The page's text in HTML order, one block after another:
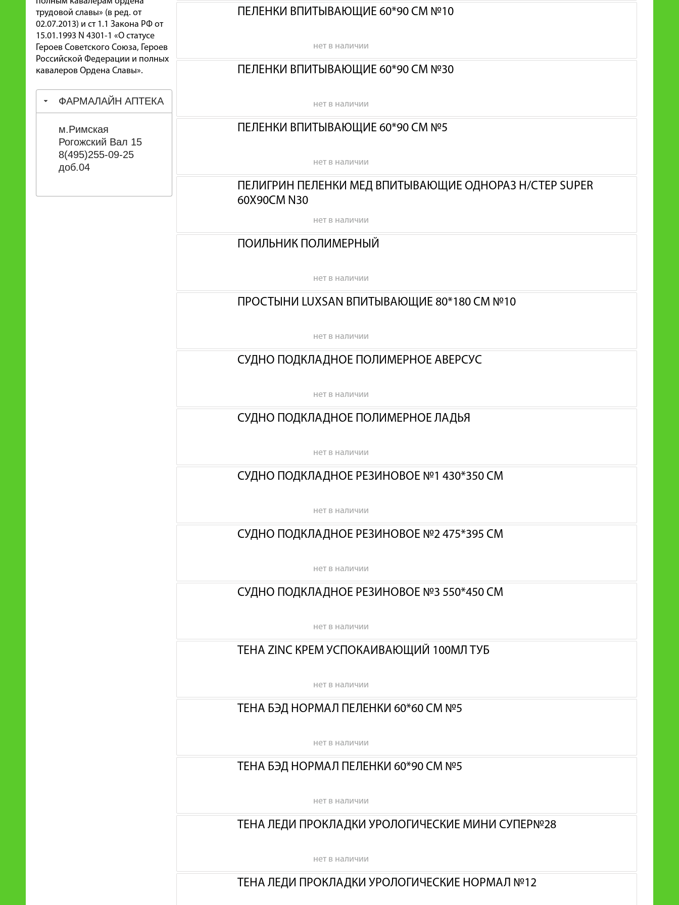
трудовой славы» (в ред. от
02.07.2013) и ст 1.1 Закона РФ от
15.01.1993 N 4301-1 «О статусе
Героев Советского Союза, Героев
Российской Федерации и полных
кавалеров Ордена Славы».
ФАРМАЛАЙН АПТЕКА
м.Римская
Рогожский Вал 15
8(495)255-09-25
доб.04
ПЕЛЕНКИ ВПИТЫВАЮЩИЕ 60*90 СМ №10
нет в наличии
ПЕЛЕНКИ ВПИТЫВАЮЩИЕ 60*90 СМ №30
нет в наличии
ПЕЛЕНКИ ВПИТЫВАЮЩИЕ 60*90 СМ №5
нет в наличии
ПЕЛИГРИН ПЕЛЕНКИ МЕД ВПИТЫВАЮЩИЕ ОДНОРАЗ Н/СТЕР SUPER
60Х90СМ N30
нет в наличии
ПОИЛЬНИК ПОЛИМЕРНЫЙ
нет в наличии
ПРОСТЫНИ LUXSAN ВПИТЫВАЮЩИЕ 80*180 СМ №10
нет в наличии
СУДНО ПОДКЛАДНОЕ ПОЛИМЕРНОЕ АВЕРСУС
нет в наличии
СУДНО ПОДКЛАДНОЕ ПОЛИМЕРНОЕ ЛАДЬЯ
нет в наличии
СУДНО ПОДКЛАДНОЕ РЕЗИНОВОЕ №1 430*350 СМ
нет в наличии
СУДНО ПОДКЛАДНОЕ РЕЗИНОВОЕ №2 475*395 СМ
нет в наличии
СУДНО ПОДКЛАДНОЕ РЕЗИНОВОЕ №3 550*450 СМ
нет в наличии
ТЕНА ZINC КРЕМ УСПОКАИВАЮЩИЙ 100МЛ ТУБ
нет в наличии
ТЕНА БЭД НОРМАЛ ПЕЛЕНКИ 60*60 СМ №5
нет в наличии
ТЕНА БЭД НОРМАЛ ПЕЛЕНКИ 60*90 СМ №5
нет в наличии
ТЕНА ЛЕДИ ПРОКЛАДКИ УРОЛОГИЧЕСКИЕ МИНИ СУПЕР№28
нет в наличии
ТЕНА ЛЕДИ ПРОКЛАДКИ УРОЛОГИЧЕСКИЕ НОРМАЛ №12